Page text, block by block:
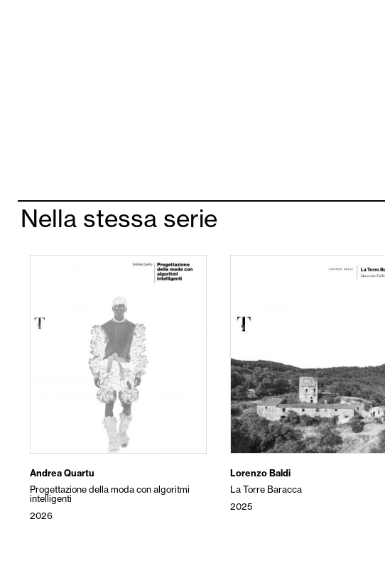
Nella stessa serie
Andrea Quartu
Progettazione della moda con algoritmi
intelligenti
2026
Lorenzo Baldi
La Torre Baracca
2025